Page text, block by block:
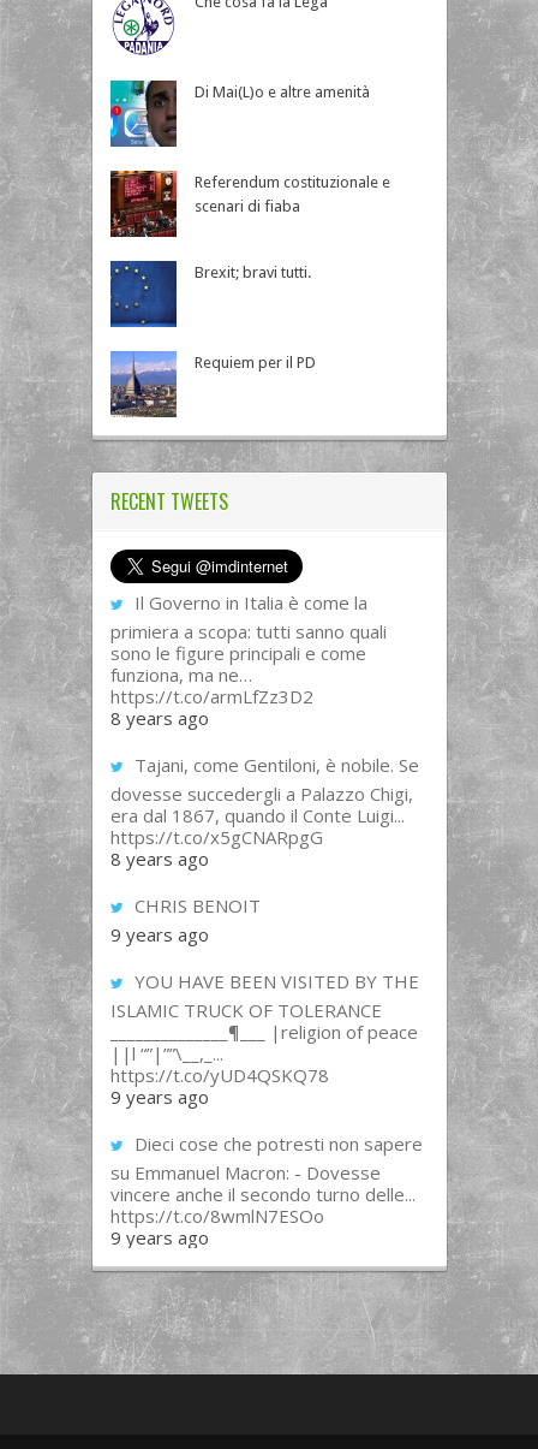
Di Mai(L)o e altre amenità
Referendum costituzionale e
scenari di fiaba
Brexit; bravi tutti.
Requiem per il PD
RECENT TWEETS
Il Governo in Italia è come la
primiera a scopa: tutti sanno quali
sono le figure principali e come
funziona, ma ne…
https://t.co/armLfZz3D2
8 years ago
Tajani, come Gentiloni, è nobile. Se
dovesse succedergli a Palazzo Chigi,
era dal 1867, quando il Conte Luigi...
https://t.co/x5gCNARpgG
8 years ago
CHRIS BENOIT
9 years ago
YOU HAVE BEEN VISITED BY THE
ISLAMIC TRUCK OF TOLERANCE
______________¶___ |religion of peace
||l “”|””\__,_...
https://t.co/yUD4QSKQ78
9 years ago
Dieci cose che potresti non sapere
su Emmanuel Macron: - Dovesse
vincere anche il secondo turno delle...
https://t.co/8wmlN7ESOo
9 years ago